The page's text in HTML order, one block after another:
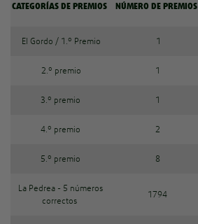
CATEGORÍAS DE PREMIOS NÚMERO DE PREMIOS
El Gordo / 1.º Premio 1
2.º premio 1
3.º premio 1
4.º premio 2
5.º premio 8
La Pedrea - 5 números
correctos
1794